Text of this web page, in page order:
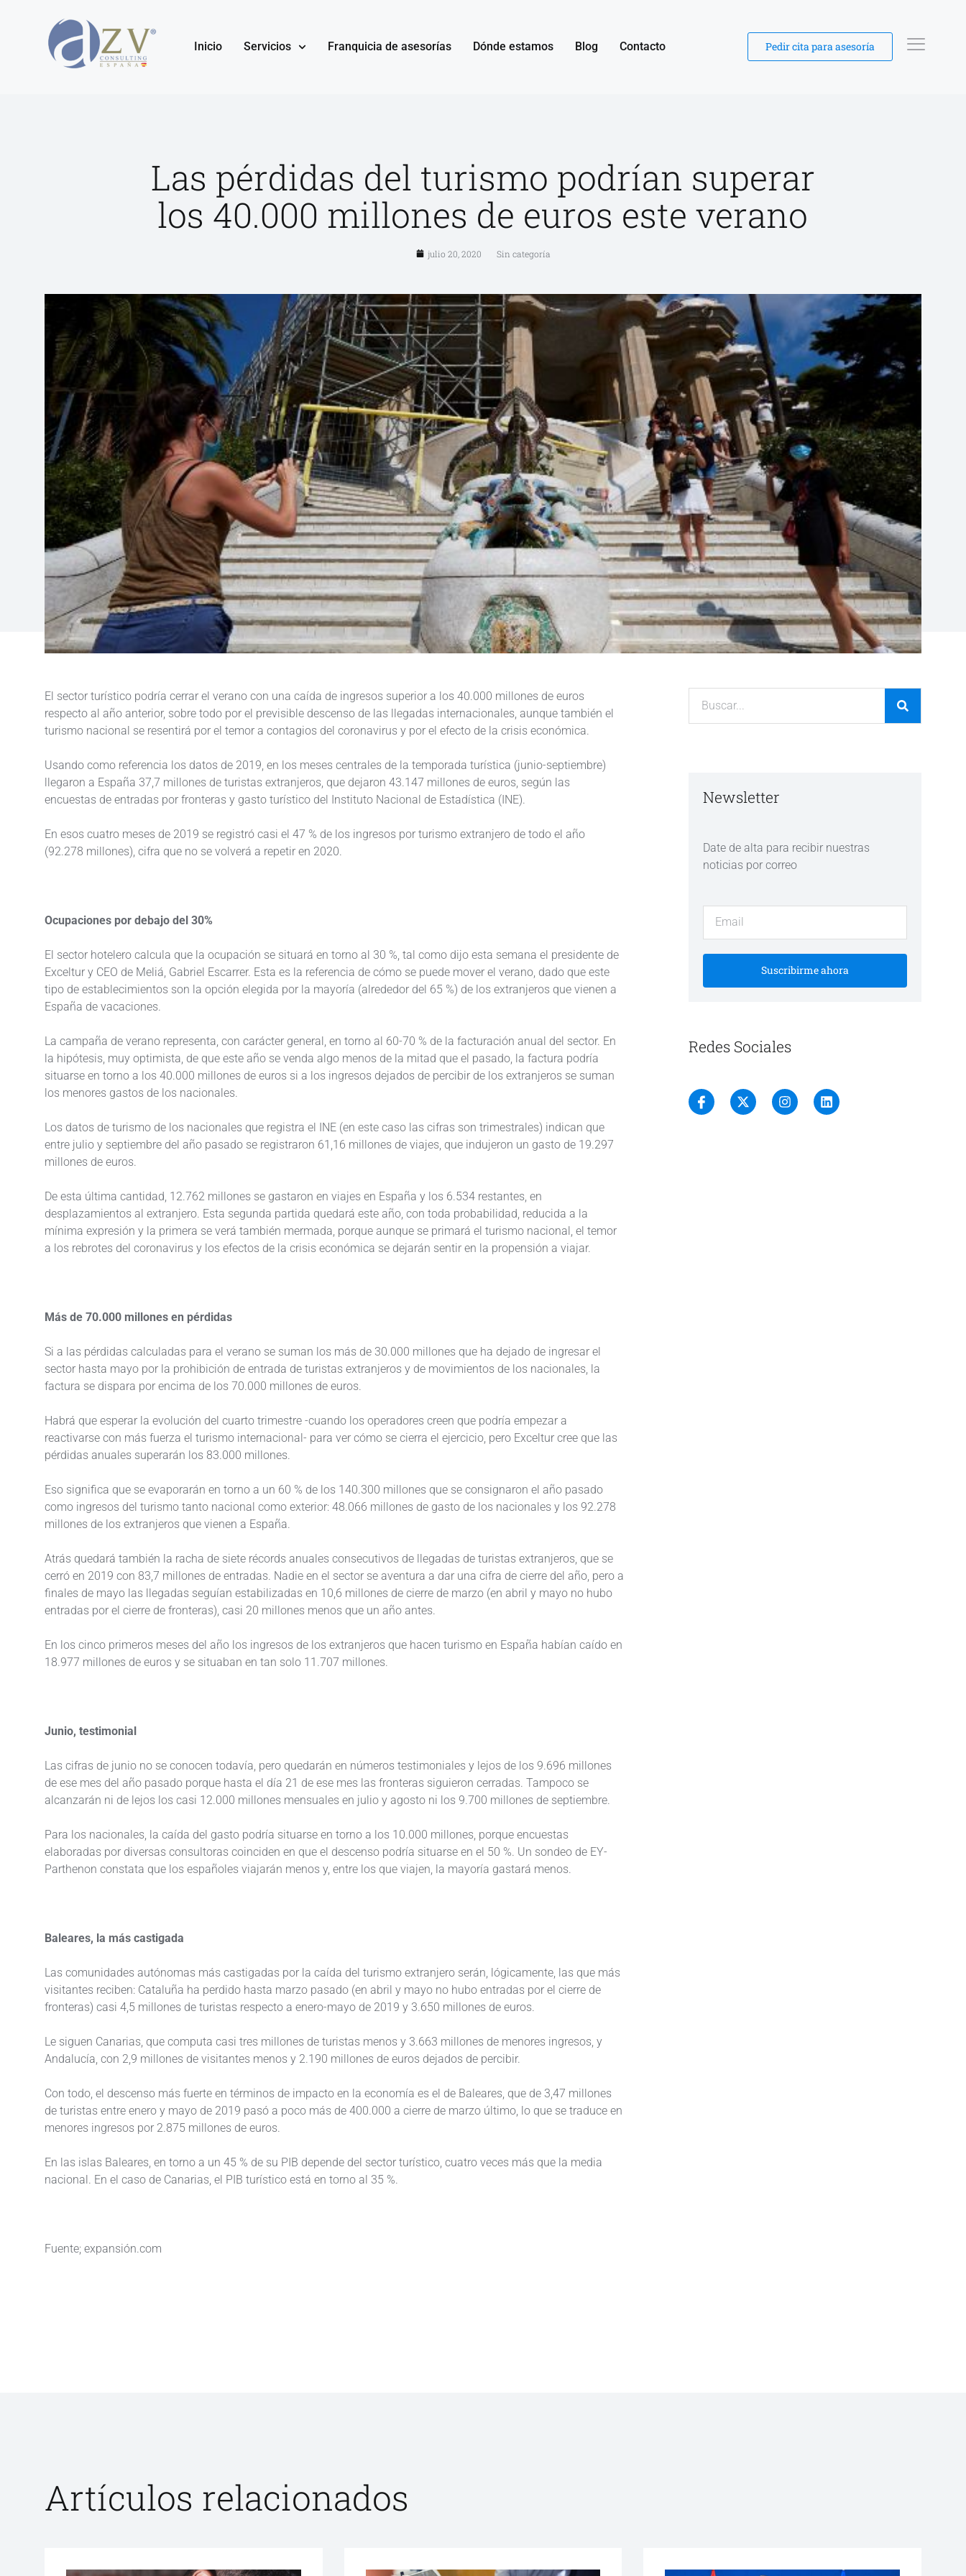
Inicio Servicios Franquicia de asesorías Dónde estamos Blog Contacto Pedir cita para asesoría
Las pérdidas del turismo podrían superar
los 40.000 millones de euros este verano
julio 20, 2020 Sin categoría
El sector turístico podría cerrar el verano con una caída de ingresos superior a los 40.000 millones de euros
respecto al año anterior, sobre todo por el previsible descenso de las llegadas internacionales, aunque también el
turismo nacional se resentirá por el temor a contagios del coronavirus y por el efecto de la crisis económica.
Usando como referencia los datos de 2019, en los meses centrales de la temporada turística (junio-septiembre)
llegaron a España 37,7 millones de turistas extranjeros, que dejaron 43.147 millones de euros, según las
encuestas de entradas por fronteras y gasto turístico del Instituto Nacional de Estadística (INE).
En esos cuatro meses de 2019 se registró casi el 47 % de los ingresos por turismo extranjero de todo el año
(92.278 millones), cifra que no se volverá a repetir en 2020.
Ocupaciones por debajo del 30%
El sector hotelero calcula que la ocupación se situará en torno al 30 %, tal como dijo esta semana el presidente de
Exceltur y CEO de Meliá, Gabriel Escarrer. Esta es la referencia de cómo se puede mover el verano, dado que este
tipo de establecimientos son la opción elegida por la mayoría (alrededor del 65 %) de los extranjeros que vienen a
España de vacaciones.
La campaña de verano representa, con carácter general, en torno al 60-70 % de la facturación anual del sector. En
la hipótesis, muy optimista, de que este año se venda algo menos de la mitad que el pasado, la factura podría
situarse en torno a los 40.000 millones de euros si a los ingresos dejados de percibir de los extranjeros se suman
los menores gastos de los nacionales.
Los datos de turismo de los nacionales que registra el INE (en este caso las cifras son trimestrales) indican que
entre julio y septiembre del año pasado se registraron 61,16 millones de viajes, que indujeron un gasto de 19.297
millones de euros.
De esta última cantidad, 12.762 millones se gastaron en viajes en España y los 6.534 restantes, en
desplazamientos al extranjero. Esta segunda partida quedará este año, con toda probabilidad, reducida a la
mínima expresión y la primera se verá también mermada, porque aunque se primará el turismo nacional, el temor
a los rebrotes del coronavirus y los efectos de la crisis económica se dejarán sentir en la propensión a viajar.
Más de 70.000 millones en pérdidas
Si a las pérdidas calculadas para el verano se suman los más de 30.000 millones que ha dejado de ingresar el
sector hasta mayo por la prohibición de entrada de turistas extranjeros y de movimientos de los nacionales, la
factura se dispara por encima de los 70.000 millones de euros.
Habrá que esperar la evolución del cuarto trimestre -cuando los operadores creen que podría empezar a
reactivarse con más fuerza el turismo internacional- para ver cómo se cierra el ejercicio, pero Exceltur cree que las
pérdidas anuales superarán los 83.000 millones.
Eso significa que se evaporarán en torno a un 60 % de los 140.300 millones que se consignaron el año pasado
como ingresos del turismo tanto nacional como exterior: 48.066 millones de gasto de los nacionales y los 92.278
millones de los extranjeros que vienen a España.
Atrás quedará también la racha de siete récords anuales consecutivos de llegadas de turistas extranjeros, que se
cerró en 2019 con 83,7 millones de entradas. Nadie en el sector se aventura a dar una cifra de cierre del año, pero a
finales de mayo las llegadas seguían estabilizadas en 10,6 millones de cierre de marzo (en abril y mayo no hubo
entradas por el cierre de fronteras), casi 20 millones menos que un año antes.
En los cinco primeros meses del año los ingresos de los extranjeros que hacen turismo en España habían caído en
18.977 millones de euros y se situaban en tan solo 11.707 millones.
Junio, testimonial
Las cifras de junio no se conocen todavía, pero quedarán en números testimoniales y lejos de los 9.696 millones
de ese mes del año pasado porque hasta el día 21 de ese mes las fronteras siguieron cerradas. Tampoco se
alcanzarán ni de lejos los casi 12.000 millones mensuales en julio y agosto ni los 9.700 millones de septiembre.
Para los nacionales, la caída del gasto podría situarse en torno a los 10.000 millones, porque encuestas
elaboradas por diversas consultoras coinciden en que el descenso podría situarse en el 50 %. Un sondeo de EY-
Parthenon constata que los españoles viajarán menos y, entre los que viajen, la mayoría gastará menos.
Baleares, la más castigada
Las comunidades autónomas más castigadas por la caída del turismo extranjero serán, lógicamente, las que más
visitantes reciben: Cataluña ha perdido hasta marzo pasado (en abril y mayo no hubo entradas por el cierre de
fronteras) casi 4,5 millones de turistas respecto a enero-mayo de 2019 y 3.650 millones de euros.
Le siguen Canarias, que computa casi tres millones de turistas menos y 3.663 millones de menores ingresos, y
Andalucía, con 2,9 millones de visitantes menos y 2.190 millones de euros dejados de percibir.
Con todo, el descenso más fuerte en términos de impacto en la economía es el de Baleares, que de 3,47 millones
de turistas entre enero y mayo de 2019 pasó a poco más de 400.000 a cierre de marzo último, lo que se traduce en
menores ingresos por 2.875 millones de euros.
En las islas Baleares, en torno a un 45 % de su PIB depende del sector turístico, cuatro veces más que la media
nacional. En el caso de Canarias, el PIB turístico está en torno al 35 %.
Fuente; expansión.com
Newsletter
Date de alta para recibir nuestras
noticias por correo
Suscribirme ahora
Redes Sociales
Artículos relacionados